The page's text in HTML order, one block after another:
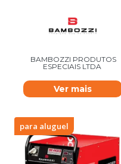
BAMBOZZI PRODUTOS
ESPECIAIS LTDA
Ver mais
para aluguel